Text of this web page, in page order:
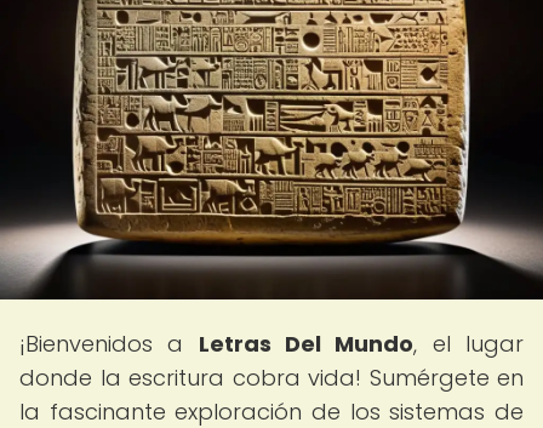
¡Bienvenidos a Letras Del Mundo, el lugar
donde la escritura cobra vida! Sumérgete en
la fascinante exploración de los sistemas de